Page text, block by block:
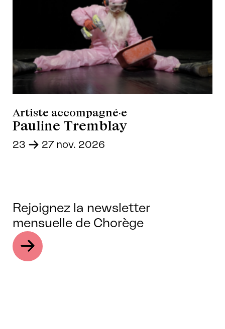
Artiste accompagné·e
Pauline Tremblay
23 - 27 nov. 2026
Rejoignez la newsletter
mensuelle de Chorège